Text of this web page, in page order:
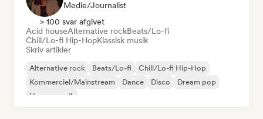
Medie/journalist
> 100 svar afgivet
Acid houseAlternative rockBeats/Lo-fi
Chill/Lo-fi Hip-HopKlassisk musik
Skriv artikler
Alternative rock Beats/Lo-fi
Chill/Lo-fi Hip-Hop
Kommerciel/Mainstream
Dance Disco
Dream pop
House-musik